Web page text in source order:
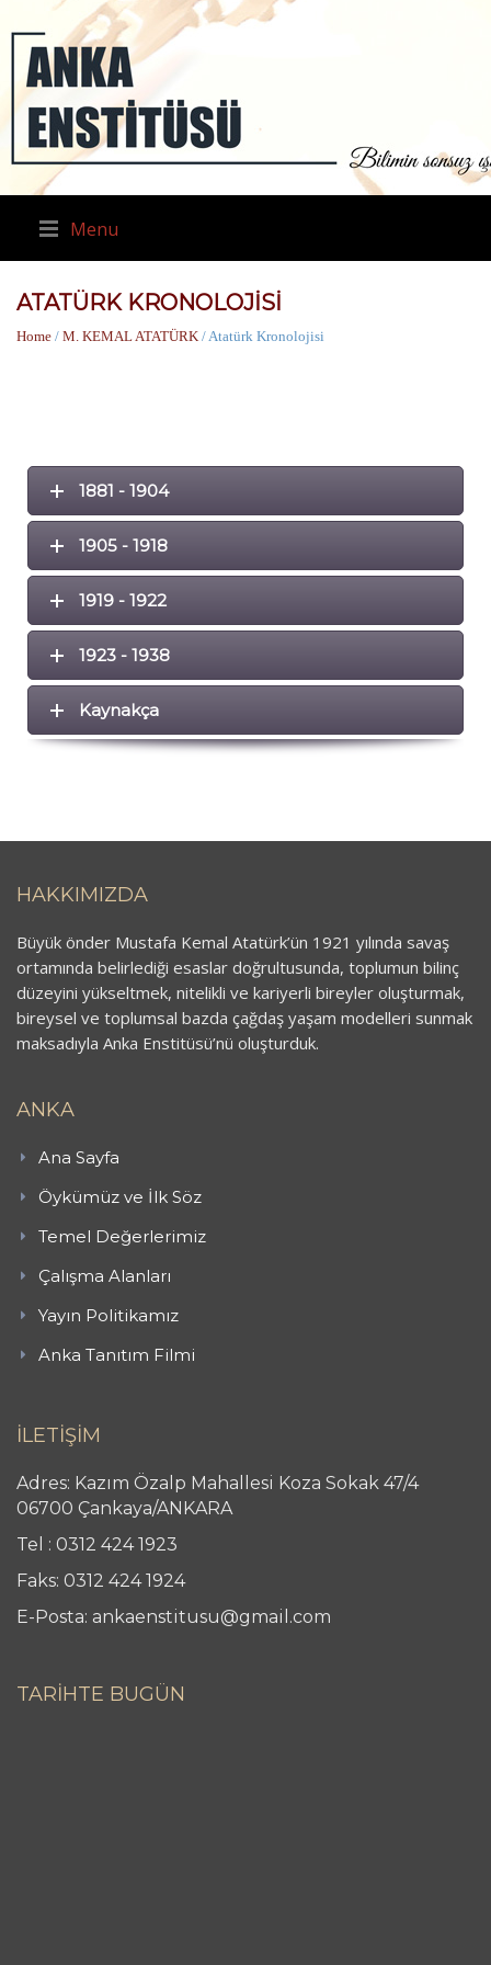
Menu
ATATÜRK KRONOLOJISI
Home / M. KEMAL ATATÜRK / Atatürk Kronolojisi
1881 - 1904
1905 - 1918
1919 - 1922
1923 - 1938
Kaynakça
HAKKIMIZDA
Büyük önder Mustafa Kemal Atatürk’ün 1921 yılında savaş
ortamında belirlediği esaslar doğrultusunda, toplumun bilinç
düzeyini yükseltmek, nitelikli ve kariyerli bireyler oluşturmak,
bireysel ve toplumsal bazda çağdaş yaşam modelleri sunmak
maksadıyla Anka Enstitüsü’nü oluşturduk.
ANKA
Ana Sayfa
Öykümüz ve İlk Söz
Temel Değerlerimiz
Çalışma Alanları
Yayın Politikamız
Anka Tanıtım Filmi
İLETİŞİM
Adres: Kazım Özalp Mahallesi Koza Sokak 47/4
06700 Çankaya/ANKARA
Tel : 0312 424 1923
Faks: 0312 424 1924
E-Posta: ankaenstitusu@gmail.com
TARİHTE BUGÜN